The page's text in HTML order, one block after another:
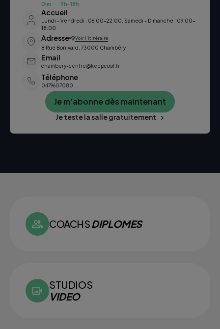
Dim
9h-18h
Accueil
Lundi - Vendredi : 06:00-22:00, Samedi - Dimanche : 09:00-
18:00
Adresse Voir l’itinéraire
8 Rue Bonivard, 73000 Chambéry
Email
chambery-centre@keepcool.fr
Téléphone
0479607080
Je m'abonne dès maintenant
Je teste la salle gratuitement
COACHSDIPLOMES
STUDIOS
VIDEO